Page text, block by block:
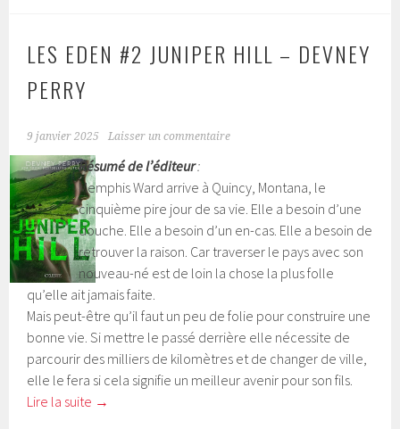
LES EDEN #2 JUNIPER HILL – DEVNEY
PERRY
9 janvier 2025 Laisser un commentaire
Résumé de l’éditeur:
Memphis Ward arrive à Quincy, Montana, le
cinquième pire jour de sa vie. Elle a besoin d’une
douche. Elle a besoin d’un en-cas. Elle a besoin de
retrouver la raison. Car traverser le pays avec son
nouveau-né est de loin la chose la plus folle
qu’elle ait jamais faite.
Mais peut-être qu’il faut un peu de folie pour construire une
bonne vie. Si mettre le passé derrière elle nécessite de
parcourir des milliers de kilomètres et de changer de ville,
elle le fera si cela signifie un meilleur avenir pour son fils.
Lire la suite →